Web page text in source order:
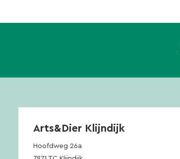
Arts&Dier Klijndijk
Hoofdweg 26a